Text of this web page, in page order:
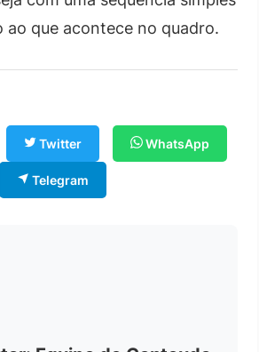
ao que acontece no quadro.
Twitter WhatsApp
Telegram